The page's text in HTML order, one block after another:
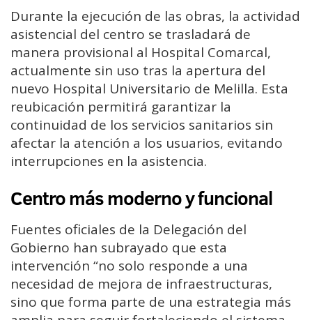
Durante la ejecución de las obras, la actividad
asistencial del centro se trasladará de
manera provisional al Hospital Comarcal,
actualmente sin uso tras la apertura del
nuevo Hospital Universitario de Melilla. Esta
reubicación permitirá garantizar la
continuidad de los servicios sanitarios sin
afectar la atención a los usuarios, evitando
interrupciones en la asistencia.
Centro más moderno y funcional
Fuentes oficiales de la Delegación del
Gobierno han subrayado que esta
intervención “no solo responde a una
necesidad de mejora de infraestructuras,
sino que forma parte de una estrategia más